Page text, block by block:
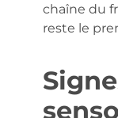
chaîne du
reste le